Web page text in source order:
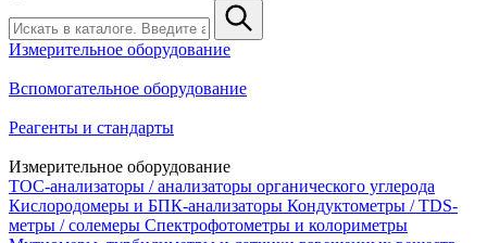
Измерительное оборудование
Вспомогательное оборудование
Реагенты и стандарты
Измерительное оборудование
TOC-анализаторы / анализаторы органического углерода
Кислородомеры и БПК-анализаторы Кондуктометры / TDS-
метры / солемеры Спектрофотометры и колориметры